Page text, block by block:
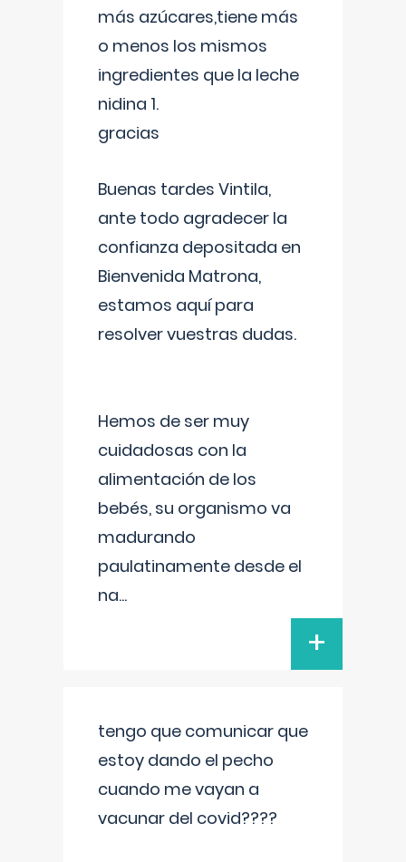
más azúcares,tiene más
o menos los mismos
ingredientes que la leche
nidina 1.
gracias
Buenas tardes Vintila,
ante todo agradecer la
confianza depositada en
Bienvenida Matrona,
estamos aquí para
resolver vuestras dudas.
Hemos de ser muy
cuidadosas con la
alimentación de los
bebés, su organismo va
madurando
paulatinamente desde el
na...
+
tengo que comunicar que
estoy dando el pecho
cuando me vayan a
vacunar del covid????